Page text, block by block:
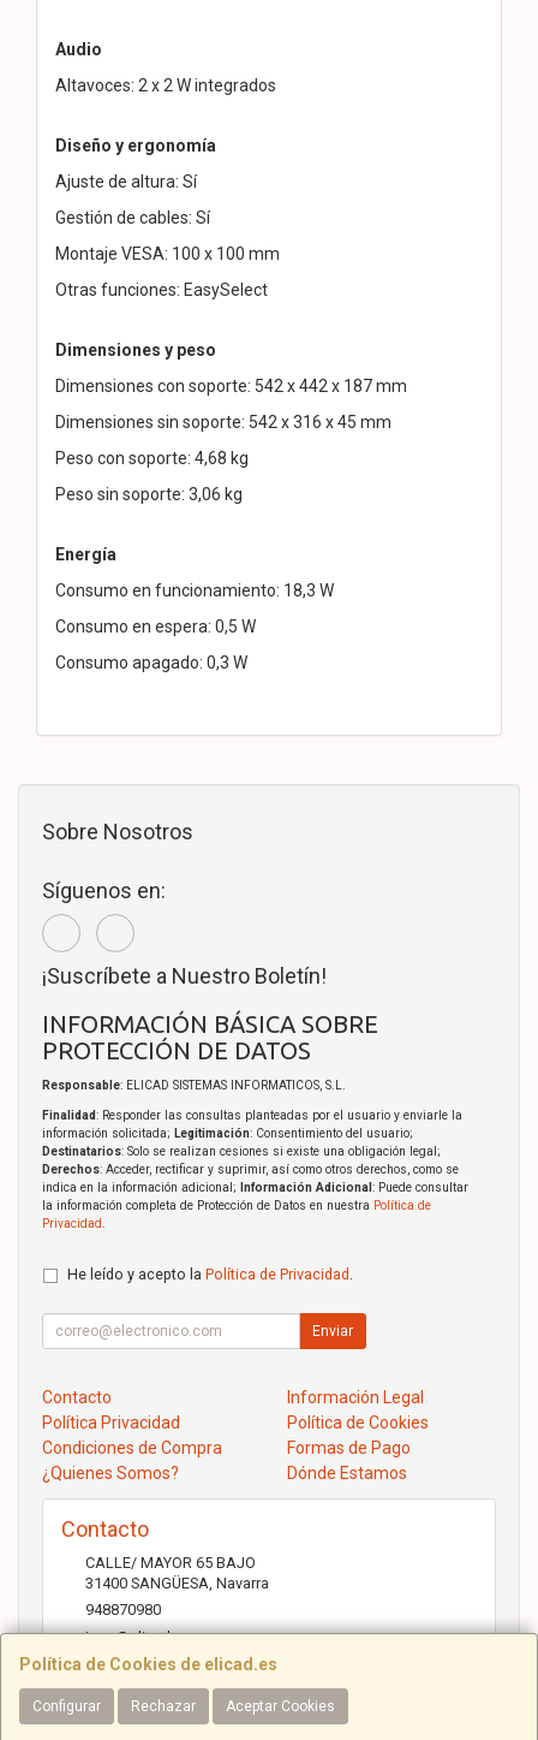
Audio
Altavoces: 2 x 2 W integrados
Diseño y ergonomía
Ajuste de altura: Sí
Gestión de cables: Sí
Montaje VESA: 100 x 100 mm
Otras funciones: EasySelect
Dimensiones y peso
Dimensiones con soporte: 542 x 442 x 187 mm
Dimensiones sin soporte: 542 x 316 x 45 mm
Peso con soporte: 4,68 kg
Peso sin soporte: 3,06 kg
Energía
Consumo en funcionamiento: 18,3 W
Consumo en espera: 0,5 W
Consumo apagado: 0,3 W
Política de Cookies de elicad.es
Configurar Rechazar Aceptar Cookies
Sobre Nosotros
Síguenos en:
¡Suscríbete a Nuestro Boletín!
INFORMACIÓN BÁSICA SOBRE
PROTECCIÓN DE DATOS
Responsable: ELICAD SISTEMAS INFORMATICOS, S.L.
Finalidad: Responder las consultas planteadas por el usuario y enviarle la
información solicitada; Legitimación: Consentimiento del usuario;
Destinatarios: Solo se realizan cesiones si existe una obligación legal;
Derechos: Acceder, rectificar y suprimir, así como otros derechos, como se
indica en la información adicional;
Información Adicional : Puede consultar
la información completa de Protección de Datos en nuestra Política de
Privacidad
He leído y acepto la Política de Privacidad
Enviar
Contacto
Información Legal
Política Privacidad
Política de Cookies
Condiciones de Compra
Formas de Pago
¿Quienes Somos?
Dónde Estamos
Contacto
CALLE/ MAYOR 65 BAJO
31400 SANGÜESA Navarra
948870980
jose@elicad.com
Horario